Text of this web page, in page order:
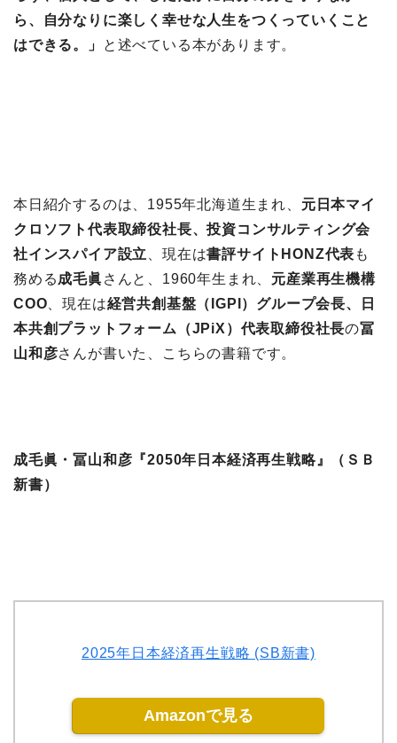
ら、自分なりに楽しく幸せな人生をつくっていくこと
はできる。」
と述べている本があります。
本日紹介するのは、1955年北海道生まれ、 元日本マイ
クロソフト代表取締役社長、投資コンサルティング会
社インスパイア設立
、現在は書評サイトHONZ代表 も
務める成毛眞さんと、1960年生まれ、 元産業再生機構
COO 、現在は経営共創基盤（IGPI）グループ会長、日
本共創プラットフォーム（JPiX）代表取締役社長の冨
山和彦さんが書いた、こちらの書籍です。
成毛眞・冨山和彦『2050年日本経済再生戦略』（ＳＢ
新書）
2025年日本経済再生戦略 (SB新書)
Amazonで見る